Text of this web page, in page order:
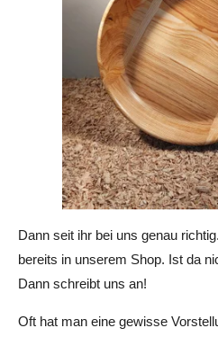
Dann seit ihr bei uns genau
bereits in unserem Shop. Ist da
Dann schreibt uns an!
Oft hat man eine gewisse